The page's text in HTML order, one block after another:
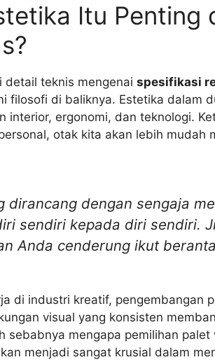
Itu Penting
detail teknis mengenai spesifikasi
filosofi di baliknya. Estetika dalam
interior, ergonomi, dan teknologi.
otak kita akan lebih mudah
dirancang dengan sengaja
sendiri kepada diri sendiri.
Anda cenderung ikut
di industri kreatif, pengembangan
visual yang konsisten
sebabnya mengapa pemilihan
menjadi sangat krusial dalam